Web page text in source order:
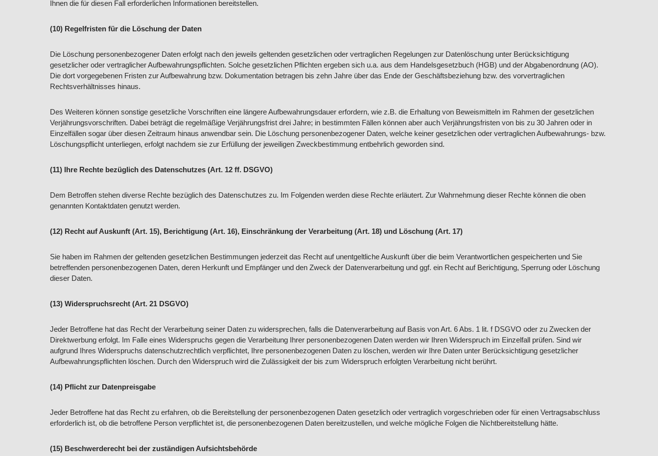
Ihnen die für diesen Fall erforderlichen Informationen bereitstellen.
(10) Regelfristen für die Löschung der Daten
Die Löschung personenbezogener Daten erfolgt nach den jeweils geltenden gesetzlichen oder vertraglichen Regelungen zur Datenlöschung unter Berücksichtigung
gesetzlicher oder vertraglicher Aufbewahrungspflichten. Solche gesetzlichen Pflichten ergeben sich u.a. aus dem Handelsgesetzbuch (HGB) und der Abgabenordnung (AO).
Die dort vorgegebenen Fristen zur Aufbewahrung bzw. Dokumentation betragen bis zehn Jahre über das Ende der Geschäftsbeziehung bzw. des vorvertraglichen
Rechtsverhältnisses hinaus.
Des Weiteren können sonstige gesetzliche Vorschriften eine längere Aufbewahrungsdauer erfordern, wie z.B. die Erhaltung von Beweismitteln im Rahmen der gesetzlichen
Verjährungsvorschriften. Dabei beträgt die regelmäßige Verjährungsfrist drei Jahre; in bestimmten Fällen können aber auch Verjährungsfristen von bis zu 30 Jahren oder in
Einzelfällen sogar über diesen Zeitraum hinaus anwendbar sein. Die Löschung personenbezogener Daten, welche keiner gesetzlichen oder vertraglichen Aufbewahrungs- bzw.
Löschungspflicht unterliegen, erfolgt nachdem sie zur Erfüllung der jeweiligen Zweckbestimmung entbehrlich geworden sind.
(11) Ihre Rechte bezüglich des Datenschutzes (Art. 12 ff. DSGVO)
Dem Betroffen stehen diverse Rechte bezüglich des Datenschutzes zu. Im Folgenden werden diese Rechte erläutert. Zur Wahrnehmung dieser Rechte können die oben
genannten Kontaktdaten genutzt werden.
(12) Recht auf Auskunft (Art. 15), Berichtigung (Art. 16), Einschränkung der Verarbeitung (Art. 18) und Löschung (Art. 17)
Sie haben im Rahmen der geltenden gesetzlichen Bestimmungen jederzeit das Recht auf unentgeltliche Auskunft über die beim Verantwortlichen gespeicherten und Sie
betreffenden personenbezogenen Daten, deren Herkunft und Empfänger und den Zweck der Datenverarbeitung und ggf. ein Recht auf Berichtigung, Sperrung oder Löschung
dieser Daten.
(13) Widerspruchsrecht (Art. 21 DSGVO)
Jeder Betroffene hat das Recht der Verarbeitung seiner Daten zu widersprechen, falls die Datenverarbeitung auf Basis von Art. 6 Abs. 1 lit. f DSGVO oder zu Zwecken der
Direktwerbung erfolgt. Im Falle eines Widerspruchs gegen die Verarbeitung Ihrer personenbezogenen Daten werden wir Ihren Widerspruch im Einzelfall prüfen. Sind wir
aufgrund Ihres Widerspruchs datenschutzrechtlich verpflichtet, Ihre personenbezogenen Daten zu löschen, werden wir Ihre Daten unter Berücksichtigung gesetzlicher
Aufbewahrungspflichten löschen. Durch den Widerspruch wird die Zulässigkeit der bis zum Widerspruch erfolgten Verarbeitung nicht berührt.
(14) Pflicht zur Datenpreisgabe
Jeder Betroffene hat das Recht zu erfahren, ob die Bereitstellung der personenbezogenen Daten gesetzlich oder vertraglich vorgeschrieben oder für einen Vertragsabschluss
erforderlich ist, ob die betroffene Person verpflichtet ist, die personenbezogenen Daten bereitzustellen, und welche mögliche Folgen die Nichtbereitstellung hätte.
(15) Beschwerderecht bei der zuständigen Aufsichtsbehörde